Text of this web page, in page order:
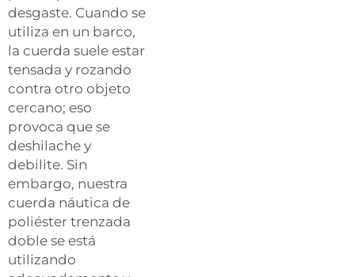
desgaste. Cuando se
utiliza en un barco,
la cuerda suele estar
tensada y rozando
contra otro objeto
cercano; eso
provoca que se
deshilache y
debilite. Sin
embargo, nuestra
cuerda náutica de
poliéster trenzada
doble se está
utilizando